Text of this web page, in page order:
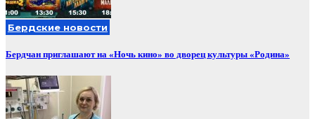
Бердские новости
Бердчан приглашают на «Ночь кино» во дворец культуры «Родина»